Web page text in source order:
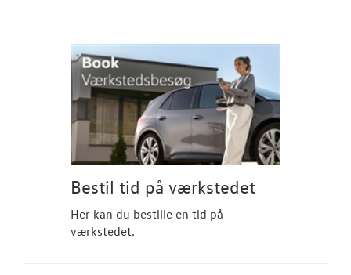
Bestil tid på værkstedet
Her kan du bestille en tid på
værkstedet.